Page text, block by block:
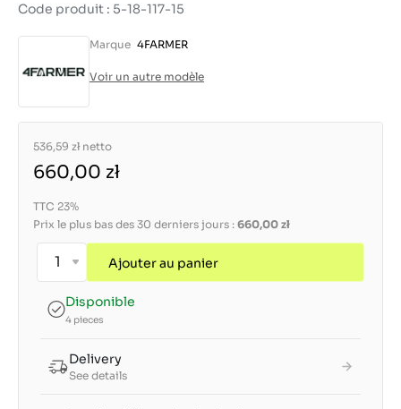
Code produit : 5-18-117-15
Marque 4FARMER
Voir un autre modèle
536,59 zł netto
660,00 zł
TTC 23%
Prix le plus bas des 30 derniers jours : 660,00 zł
Ajouter au panier
Disponible
4 pieces
Delivery
See details